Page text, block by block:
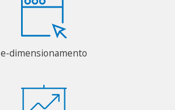
e-dimensionamento